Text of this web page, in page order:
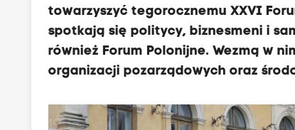
towarzyszyć tegorocznemu XXVI
spotkają się politycy, biznesmeni i
również Forum Polonijne. Wezmą w
organizacji pozarządowych oraz